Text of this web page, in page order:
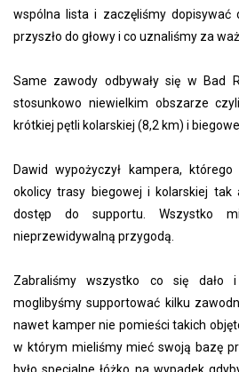
wspólna lista i zaczęliśmy
przyszło do głowy i co uznaliśmy za
Same zawody odbywały się w Bad
stosunkowo niewielkim obszarze
krótkiej pętli kolarskiej (8,2 km) i
Dawid wypożyczył kampera,
okolicy trasy biegowej i kolarskiej tak
dostęp do supportu. Wszystko
nieprzewidywalną przygodą.
Zabraliśmy wszystko co się dało
moglibyśmy supportować kilku
nawet kamper nie pomieści takich
w którym mieliśmy mieć swoją bazę
było specjalne łóżko na wypadek